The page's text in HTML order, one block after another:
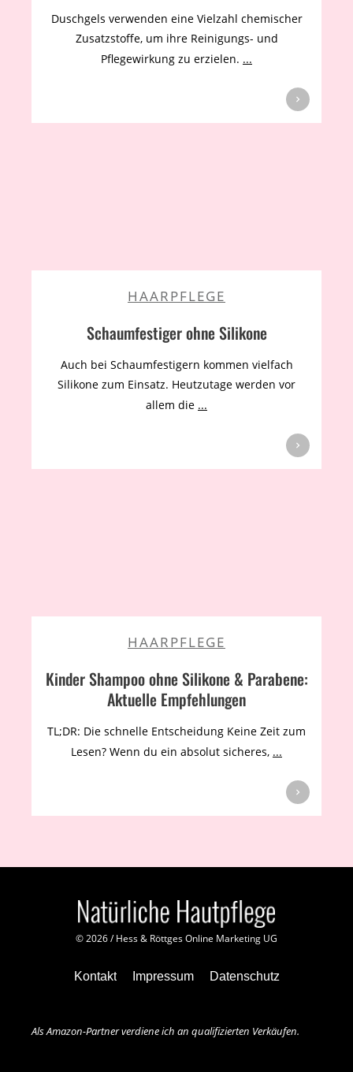
Duschgels verwenden eine Vielzahl chemischer
Zusatzstoffe, um ihre Reinigungs- und
Pflegewirkung zu erzielen. ...
HAARPFLEGE
Schaumfestiger ohne Silikone
Auch bei Schaumfestigern kommen vielfach
Silikone zum Einsatz. Heutzutage werden vor
allem die ...
HAARPFLEGE
Kinder Shampoo ohne Silikone & Parabene:
Aktuelle Empfehlungen
TL;DR: Die schnelle Entscheidung Keine Zeit zum
Lesen? Wenn du ein absolut sicheres, ...
©2026/Hess & Röttges Online Marketing UG
Kontakt Impressum Datenschutz
Als Amazon-Partner verdiene ich an qualifizierten Verkäufen.